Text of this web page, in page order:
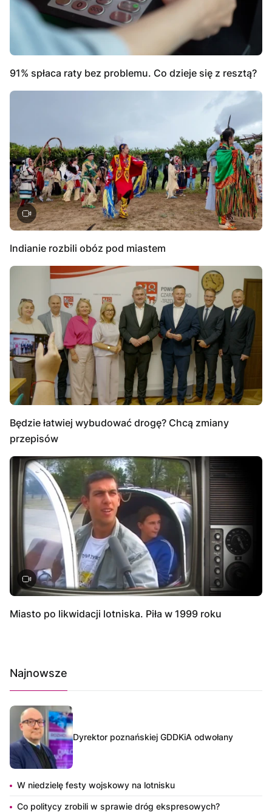
91% spłaca raty bez problemu. Co dzieje się z resztą?
Indianie rozbili obóz pod miastem
Będzie łatwiej wybudować drogę? Chcą zmiany
przepisów
Miasto po likwidacji lotniska. Piła w 1999 roku
Najnowsze
Dyrektor poznańskiej GDDKiA odwołany
W niedzielę festy wojskowy na lotnisku
Co politycy zrobili w sprawie dróg ekspresowych?